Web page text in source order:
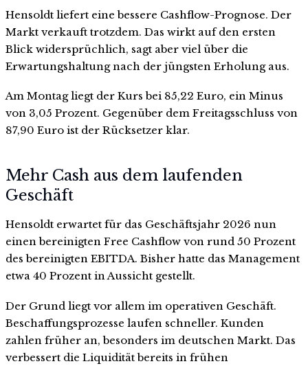
Hensoldt liefert eine bessere Cashflow-Prognose. Der
Markt verkauft trotzdem. Das wirkt auf den ersten
Blick widersprüchlich, sagt aber viel über die
Erwartungshaltung nach der jüngsten Erholung aus.
Am Montag liegt der Kurs bei 85,22 Euro, ein Minus
von 3,05 Prozent. Gegenüber dem Freitagsschluss von
87,90 Euro ist der Rücksetzer klar.
Mehr Cash aus dem laufenden
Geschäft
Hensoldt erwartet für das Geschäftsjahr 2026 nun
einen bereinigten Free Cashflow von rund 50 Prozent
des bereinigten EBITDA. Bisher hatte das Management
etwa 40 Prozent in Aussicht gestellt.
Der Grund liegt vor allem im operativen Geschäft.
Beschaffungsprozesse laufen schneller. Kunden
zahlen früher an, besonders im deutschen Markt. Das
verbessert die Liquidität bereits in frühen